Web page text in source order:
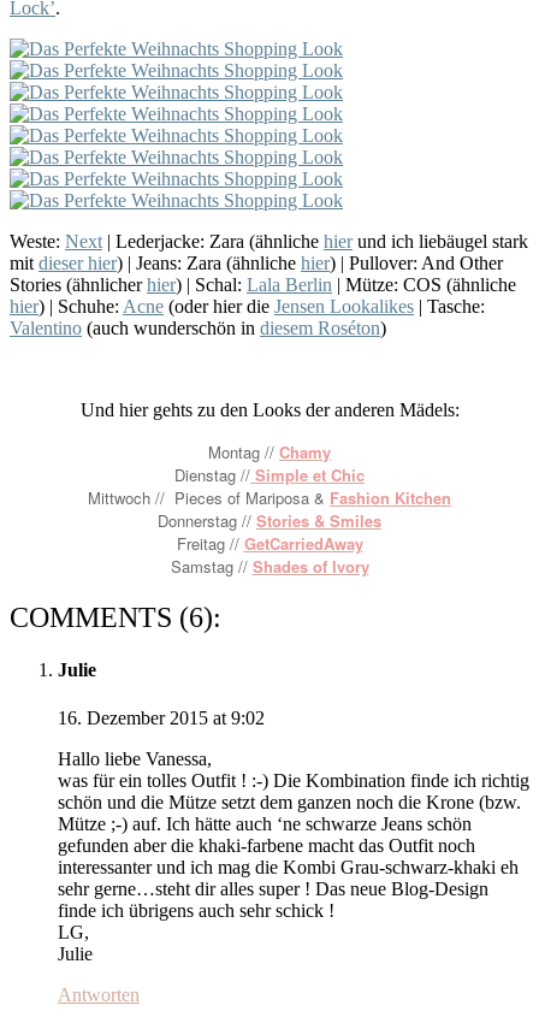
Lock’.
Weste: Next | Lederjacke: Zara (ähnliche hierund ich liebäugel stark
mit dieser hier) | Jeans: Zara (ähnliche hier) | Pullover: And Other
Stories (ähnlicherhier) | Schal: Lala Berlin | Mütze: COS (ähnliche
hier) | Schuhe: Acne (oder hier die Jensen Lookalikes | Tasche:
Valentino (auch wunderschön in diesem Roséton)
Und hier gehts zu den Looks der anderen Mädels:
Montag // Chamy
Dienstag // Simple et Chic
Mittwoch // Pieces of Mariposa & Fashion Kitchen
Donnerstag // Stories & Smiles
Freitag // GetCarriedAway
Samstag // Shades of Ivory
COMMENTS (6):
Julie
16. Dezember 2015 at 9:02
Hallo liebe Vanessa,
was für ein tolles Outfit ! :-) Die Kombination finde ich richtig
schön und die Mütze setzt dem ganzen noch die Krone (bzw.
Mütze ;-) auf. Ich hätte auch ‘ne schwarze Jeans schön
gefunden aber die khaki-farbene macht das Outfit noch
interessanter und ich mag die Kombi Grau-schwarz-khaki eh
sehr gerne…steht dir alles super ! Das neue Blog-Design
finde ich übrigens auch sehr schick !
LG,
Julie
Antworten